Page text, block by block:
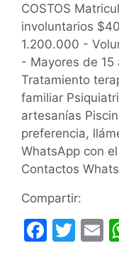
COSTOS
involuntarios
1.200.000 -
- Mayores de 15
Tratamiento
familiar
artesanías
preferencia,
WhatsApp con
Contactos
Compartir:
F
T
E